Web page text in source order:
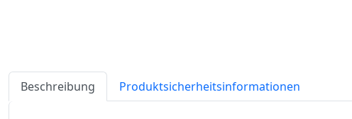
Beschreibung Produktsicherheitsinformationen